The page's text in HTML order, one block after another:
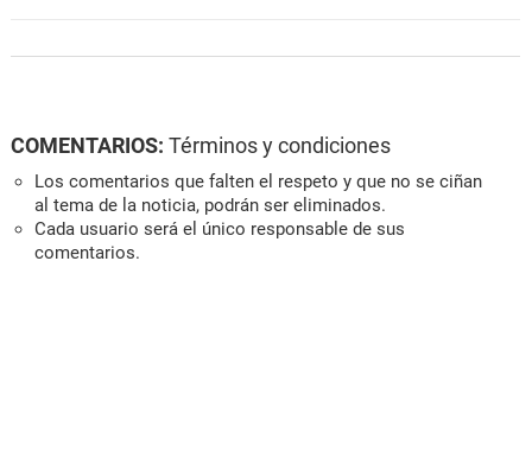
COMENTARIOS: Términos y condiciones
Los comentarios que falten el respeto y que no se ciñan
al tema de la noticia, podrán ser eliminados.
Cada usuario será el único responsable de sus
comentarios.